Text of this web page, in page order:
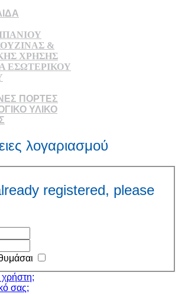
&
ΧΡΗΣΗΣ
ΕΣΩΤΕΡΙΚΟΥ
ΠΟΡΤΕΣ
ΥΛΙΚΟ
λογαριασμού
registered, please
σας;